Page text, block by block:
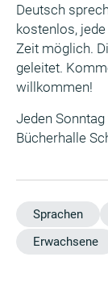
Deutsch
kostenlos,
Zeit möglich.
geleitet.
willkommen!
Jeden
Bücherhalle
Sprachen
Erwachsene